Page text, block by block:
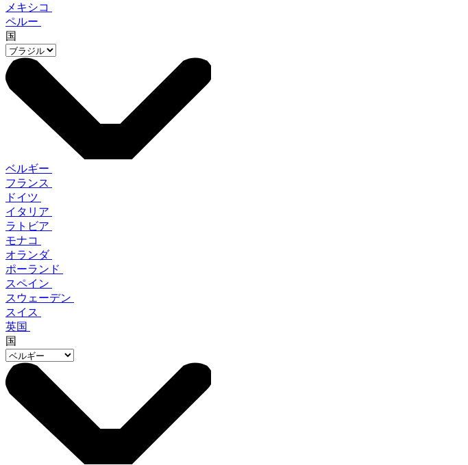
メキシコ
ペルー
国
ベルギー
フランス
ドイツ
イタリア
ラトビア
モナコ
オランダ
ポーランド
スペイン
スウェーデン
スイス
英国
国